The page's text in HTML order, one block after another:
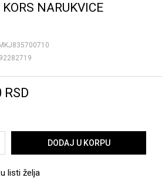
NARUKVICE
MKJ835700710
RSD
DODAJ U KORPU
listi želja